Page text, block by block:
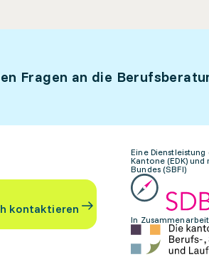
Fragen an die
kontaktieren
Eine
Kantone (EDK)
Bundes (SBFI)
In